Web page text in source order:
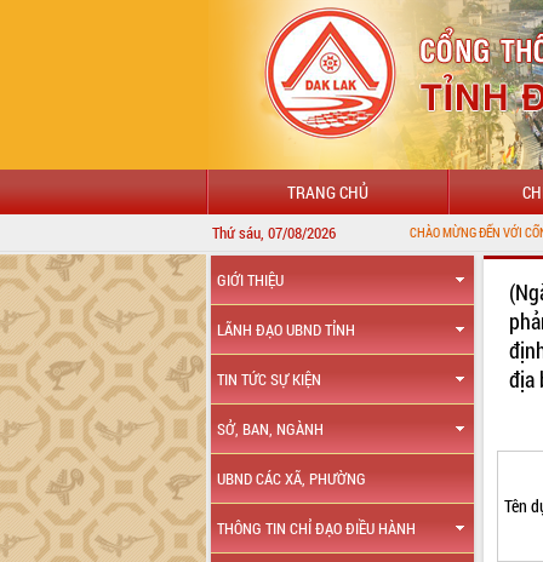
TRANG CHỦ
Thứ sáu, 07/08/2026
GIỚI THIỆU
LÃNH ĐẠO UBND TỈNH
TIN TỨC SỰ KIỆN
SỞ, BAN, NGÀNH
UBND CÁC XÃ, PHƯỜNG
THÔNG TIN CHỈ ĐẠO ĐIỀU HÀNH
địa
Tên